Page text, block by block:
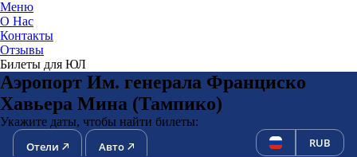
Меню
О Нас
Контакты
Отзывы
Билеты для ЮЛ
Аэропорт Им. генерала Франциско
Хавьера Мина (Тампико)
Укажите даты, чтобы найти билеты:
Отели Авто RUB